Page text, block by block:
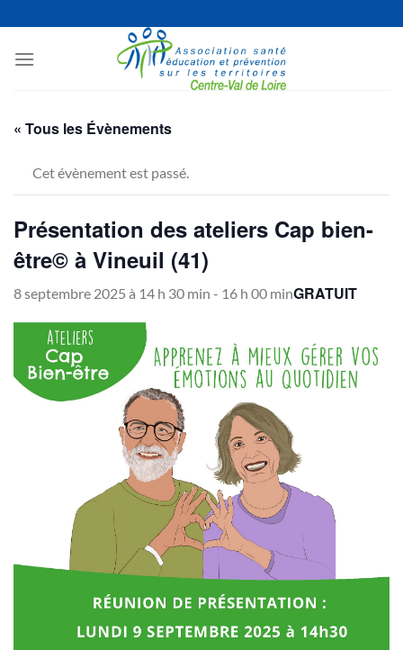
au
contenu
« Tous les Évènements
Cet évènement est passé.
Présentation des ateliers Cap bien-
être© à Vineuil (41)
8 septembre 2025 à 14 h 30 min - 16 h 00 minGRATUIT